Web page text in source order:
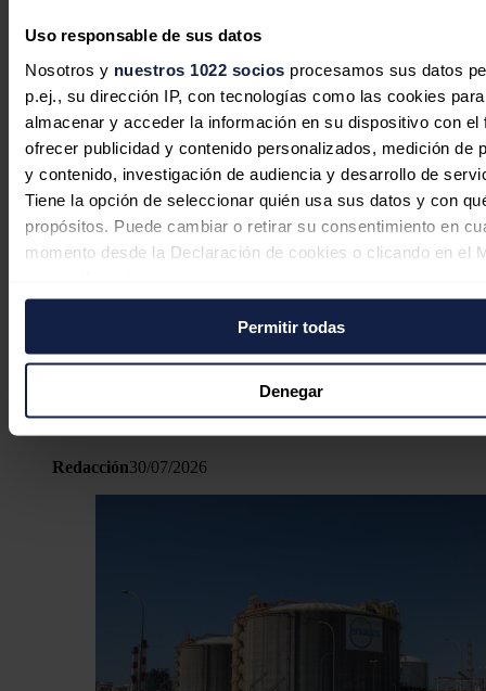
Uso responsable de sus datos
Nosotros y nuestros 1022 socios procesamos sus datos
p.ej., su dirección IP, con tecnologías como las cookies para
almacenar y acceder la información en su dispositivo con el
ofrecer publicidad y contenido personalizados, medición de
y contenido, investigación de audiencia y desarrollo de
Tiene la opción de seleccionar quién usa sus datos y con
propósitos. Puede cambiar o retirar su consentimiento en
momento desde la Declaración de cookies o clicando en el
Si lo permite, también quisiéramos:
Recopilar información sobre su ubicación geográfica
puede tener una precisión de varios metros
Identificar su dispositivo analizándolo activamente
características específicas (huellas digitales)
Obtenga más información sobre cómo se procesan sus
personales y establezca sus preferencias en lasección de
Las cookies de este sitio web se usan para personalizar el
y los anuncios, ofrecer funciones de redes sociales y
tráfico. Además, compartimos información sobre el uso que
sitio web con nuestros partners de redes sociales,
Permitir todas
Denegar
Cox se adjudica un contrato de
suministro de energía eólica a 20 años
en Panamá por más de 350 millones
de dólares
Redacción
EY avisa del papel clave del bombeo
para garantizar el suministro y la
dependencia energética en España
Redacción30/07/2026